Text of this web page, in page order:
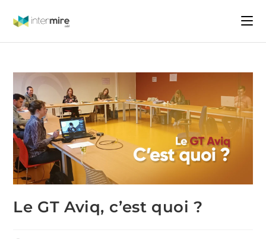
Le GT Aviq, c’est quoi ?